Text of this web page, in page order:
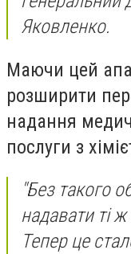
Яковленко.
Маючи цей
розширити
надання
послуги з
"Без такого
надавати ті ж
Тепер це